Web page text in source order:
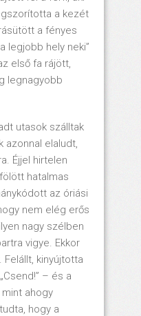
a kezét
a fényes
legjobb hely neki”
első fa rájött,
legnagyobb
utasok szálltak
azonnal elaludt,
Éjjel hirtelen
hatalmas
az óriási
nem elég erős
nagy szélben
vigye. Ekkor
kinyújtotta
– és a
mint ahogy
hogy a